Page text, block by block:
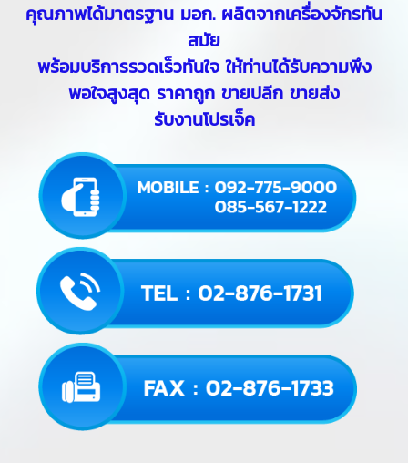
คุณภาพได้มาตรฐาน มอก. ผลิตจากเครื่องจักรทัน
สมัย
พร้อมบริการรวดเร็วทันใจ ให้ท่านได้รับความพึง
พอใจสูงสุด ราคาถูก ขายปลีก ขายส่ง
รับงานโปรเจ็ค